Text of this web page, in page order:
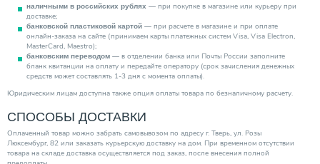
наличными в российских рублях — при покупке в магазине или курьеру при
доставке;
банковской пластиковой картой — при расчете в магазине и при оплате
онлайн-заказа на сайте (принимаем карты платежных систем Visa, Visa Electron,
MasterCard, Maestro);
банковским переводом — в отделении банка или Почты России заполните
бланк квитанции на оплату и передайте оператору (срок зачисления денежных
средств может составлять 1-3 дня с момента оплаты).
Юридическим лицам доступна также опция оплаты товара по безналичному расчету.
СПОСОБЫ ДОСТАВКИ
Оплаченный товар можно забрать самовывозом по адресу г. Тверь, ул. Розы
Люксембург, 82 или заказать курьерскую доставку на дом. При временном отсутствии
товара на складе доставка осуществляется под заказ, после внесения полной